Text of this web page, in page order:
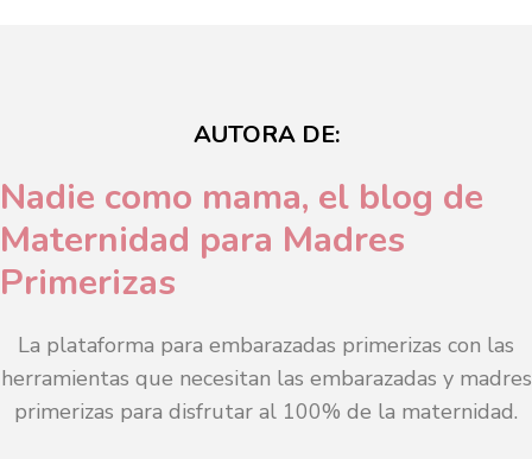
AUTORA DE:
Nadie como mama, el blog de
Maternidad para Madres
Primerizas
La plataforma para embarazadas primerizas con las
herramientas que necesitan las embarazadas y madres
primerizas para disfrutar al 100% de la maternidad.